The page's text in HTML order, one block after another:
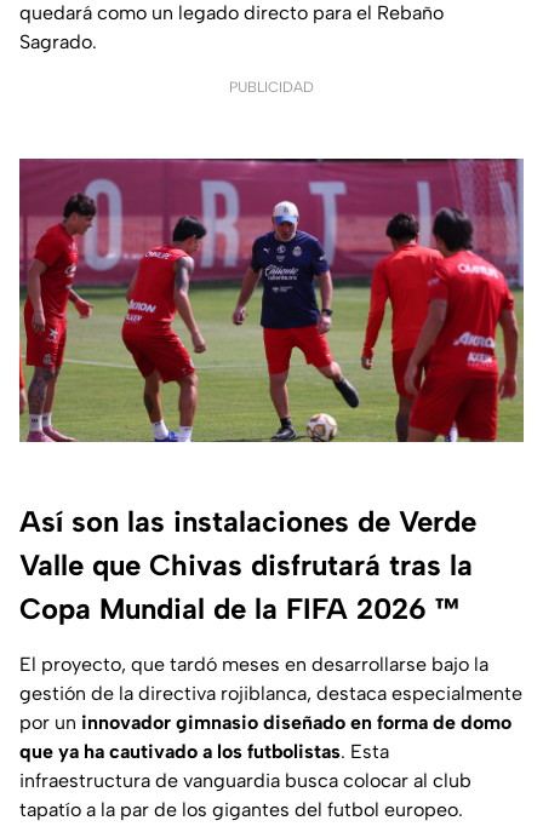
quedará como un legado directo para el Rebaño
Sagrado.
PUBLICIDAD
Así son las instalaciones de Verde
Valle que Chivas disfrutará tras la
Copa Mundial de la FIFA 2026 ™
El proyecto, que tardó meses en desarrollarse bajo la
gestión de la directiva rojiblanca, destaca especialmente
por un innovador gimnasio diseñado en forma de domo
que ya ha cautivado a los futbolistas. Esta
infraestructura de vanguardia busca colocar al club
tapatío a la par de los gigantes del futbol europeo.